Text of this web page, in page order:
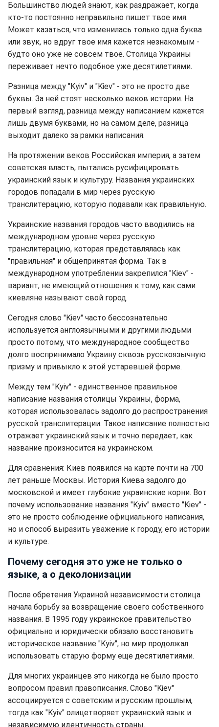
Большинство людей знают, как раздражает, когда
кто-то постоянно неправильно пишет твое имя.
Может казаться, что изменилась только одна буква
или звук, но вдруг твое имя кажется незнакомым -
будто оно уже не совсем твое. Столица Украины
переживает нечто подобное уже десятилетиями.
Разница между "Kyiv" и "Kiev" - это не просто две
буквы. За ней стоят несколько веков истории. На
первый взгляд, разница между написанием кажется
лишь двумя буквами, но на самом деле, разница
выходит далеко за рамки написания.
На протяжении веков Российская империя, а затем
советская власть, пытались русифицировать
украинский язык и культуру. Названия украинских
городов попадали в мир через русскую
транслитерацию, которую подавали как правильную.
Украинские названия городов часто вводились на
международном уровне через русскую
транслитерацию, которая представлялась как
"правильная" и общепринятая форма. Так в
международном употреблении закрепился "Kiev" -
вариант, не имеющий отношения к тому, как сами
киевляне называют свой город.
Сегодня слово "Kiev" часто бессознательно
используется англоязычными и другими людьми
просто потому, что международное сообщество
долго воспринимало Украину сквозь русскоязычную
призму и привыкло к этой устаревшей форме.
Между тем "Kyiv" - единственное правильное
написание названия столицы Украины, форма,
которая использовалась задолго до распространения
русской транслитерации. Такое написание полностью
отражает украинский язык и точно передает, как
название произносится на украинском.
Для сравнения: Киев появился на карте почти на 700
лет раньше Москвы. История Киева задолго до
московской и имеет глубокие украинские корни. Вот
почему использование названия "Kyiv" вместо "Kiev" -
это не просто соблюдение официального написания,
но и способ выразить уважение к городу, его истории
и культуре.
Почему сегодня это уже не только о
языке, а о деколонизации
После обретения Украиной независимости столица
начала борьбу за возвращение своего собственного
названия. В 1995 году украинское правительство
официально и юридически обязало восстановить
историческое название "Kyiv", но мир продолжал
использовать старую форму еще десятилетиями.
Для многих украинцев это никогда не было просто
вопросом правил правописания. Слово "Kiev"
ассоциируется с советским и русским прошлым,
тогда как "Kyiv" олицетворяет украинский язык и
независимую идентичность страны.